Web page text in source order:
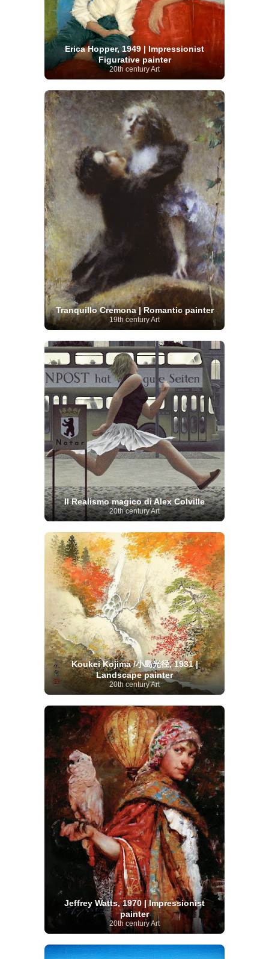
Erica Hopper, 1949 | Impressionist
Figurative painter
20th century Art
Tranquillo Cremona | Romantic painter
19th century Art
Il Realismo magico di Alex Colville
20th century Art
Koukei Kojima /小島光径, 1931 |
Landscape painter
20th century Art
Jeffrey Watts, 1970 | Impressionist
painter
20th century Art